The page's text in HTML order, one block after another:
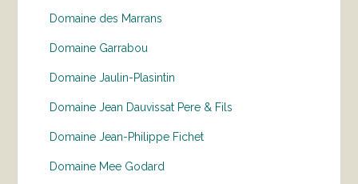
Domaine des Marrans
Domaine Garrabou
Domaine Jaulin-Plasintin
Domaine Jean Dauvissat Pere & Fils
Domaine Jean-Philippe Fichet
Domaine Mee Godard